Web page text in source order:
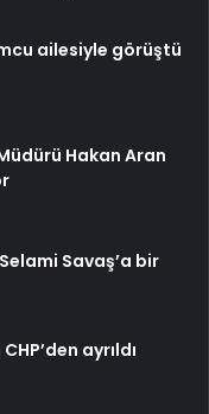
ailesiyle görüştü
Hakan Aran
Savaş’a bir
ayrıldı